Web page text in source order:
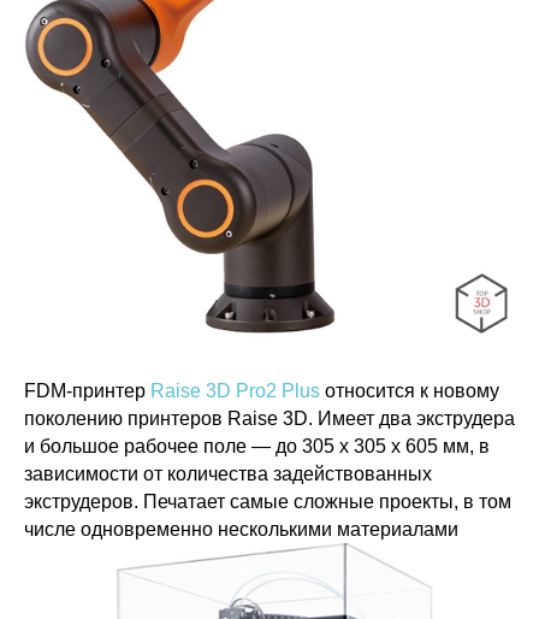
FDM-принтер Raise 3D Pro2 Plus относится к новому
поколению принтеров Raise 3D. Имеет два экструдера
и большое рабочее поле — до 305 х 305 х 605 мм, в
зависимости от количества задействованных
экструдеров. Печатает самые сложные проекты, в том
числе одновременно несколькими материалами